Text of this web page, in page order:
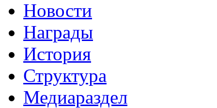
Новости
Награды
История
Структура
Медиараздел